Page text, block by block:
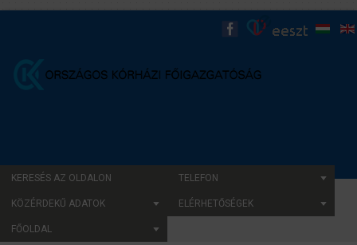
KERESÉS AZ OLDALON TELEFON
KÖZÉRDEKŰ ADATOK ELÉRHETŐSÉGEK
FŐOLDAL